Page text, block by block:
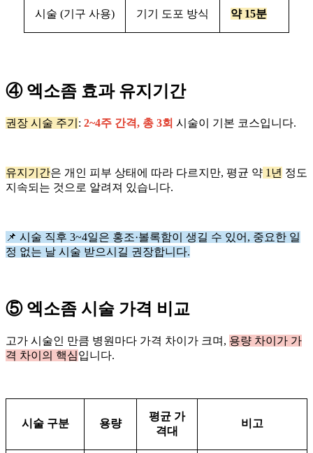
시술 (기구 사용) 기기 도포 방식 약 15분
④ 엑소좀 효과 유지기간
권장 시술 주기 : 2~4주 간격, 총 3회 시술이 기본 코스입니다.
유지기간은 개인 피부 상태에 따라 다르지만, 평균 약 1년 정도
지속되는 것으로 알려져 있습니다.
📌 시술 직후 3~4일은 홍조·볼록함이 생길 수 있어, 중요한 일
정 없는 날 시술 받으시길 권장합니다.
⑤ 엑소좀 시술 가격 비교
고가 시술인 만큼 병원마다 가격 차이가 크며, 용량 차이가 가
격 차이의 핵심입니다.
시술 구분 용량
평균 가
격대
비고